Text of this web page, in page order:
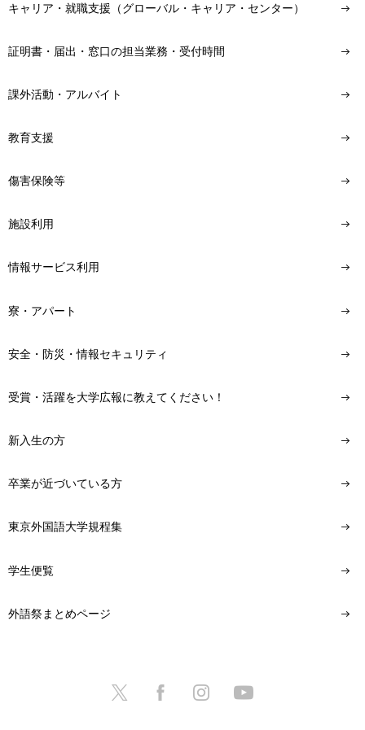
キャリア・就職支援（グローバル・キャリア・センター）
証明書・届出・窓口の担当業務・受付時間
課外活動・アルバイト
教育支援
傷害保険等
施設利用
情報サービス利用
寮・アパート
安全・防災・情報セキュリティ
受賞・活躍を大学広報に教えてください！
新入生の方
卒業が近づいている方
東京外国語大学規程集
学生便覧
外語祭まとめページ